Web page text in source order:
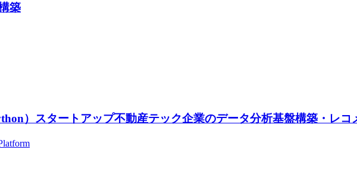
築
）スタートアップ不動産テック企業のデータ分析基盤構築・レコ